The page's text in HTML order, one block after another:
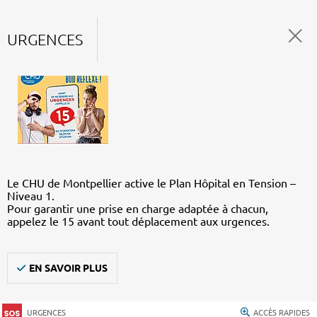
URGENCES
Le CHU de Montpellier active le Plan Hôpital en Tension –
Niveau 1.
Pour garantir une prise en charge adaptée à chacun,
appelez le 15 avant tout déplacement aux urgences.
EN SAVOIR PLUS
URGENCES ACCÈS RAPIDES